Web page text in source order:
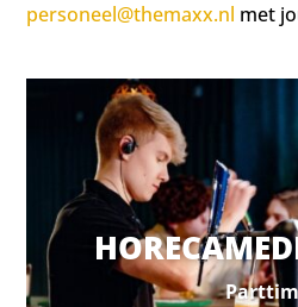
personeel@themaxx.nl met